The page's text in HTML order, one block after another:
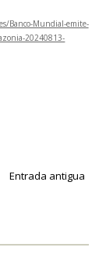
Mundial-emite-
20240813-
Entrada antigua